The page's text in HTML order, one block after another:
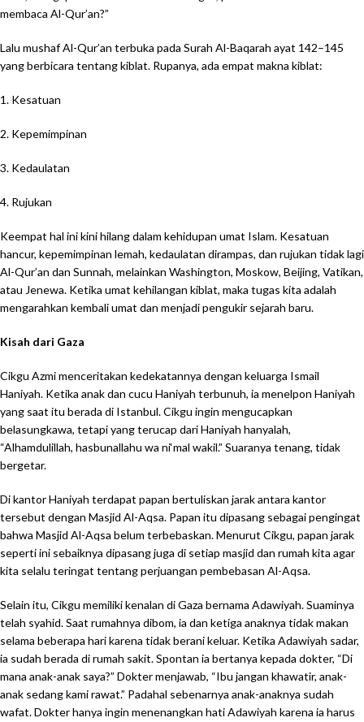
membaca Al-Qur’an?”
Lalu mushaf Al-Qur’an terbuka pada Surah Al-Baqarah ayat 142–145
yang berbicara tentang kiblat. Rupanya, ada empat makna kiblat:
1. Kesatuan
2. Kepemimpinan
3. Kedaulatan
4. Rujukan
Keempat hal ini kini hilang dalam kehidupan umat Islam. Kesatuan
hancur, kepemimpinan lemah, kedaulatan dirampas, dan rujukan tidak lagi
Al-Qur’an dan Sunnah, melainkan Washington, Moskow, Beijing, Vatikan,
atau Jenewa. Ketika umat kehilangan kiblat, maka tugas kita adalah
mengarahkan kembali umat dan menjadi pengukir sejarah baru.
Kisah dari Gaza
Cikgu Azmi menceritakan kedekatannya dengan keluarga Ismail
Haniyah. Ketika anak dan cucu Haniyah terbunuh, ia menelpon Haniyah
yang saat itu berada di Istanbul. Cikgu ingin mengucapkan
belasungkawa, tetapi yang terucap dari Haniyah hanyalah,
“Alhamdulillah, hasbunallahu wa ni‘mal wakil.” Suaranya tenang, tidak
bergetar.
Di kantor Haniyah terdapat papan bertuliskan jarak antara kantor
tersebut dengan Masjid Al-Aqsa. Papan itu dipasang sebagai pengingat
bahwa Masjid Al-Aqsa belum terbebaskan. Menurut Cikgu, papan jarak
seperti ini sebaiknya dipasang juga di setiap masjid dan rumah kita agar
kita selalu teringat tentang perjuangan pembebasan Al-Aqsa.
Selain itu, Cikgu memiliki kenalan di Gaza bernama Adawiyah. Suaminya
telah syahid. Saat rumahnya dibom, ia dan ketiga anaknya tidak makan
selama beberapa hari karena tidak berani keluar. Ketika Adawiyah sadar,
ia sudah berada di rumah sakit. Spontan ia bertanya kepada dokter, “Di
mana anak-anak saya?” Dokter menjawab, “Ibu jangan khawatir, anak-
anak sedang kami rawat.” Padahal sebenarnya anak-anaknya sudah
wafat. Dokter hanya ingin menenangkan hati Adawiyah karena ia harus